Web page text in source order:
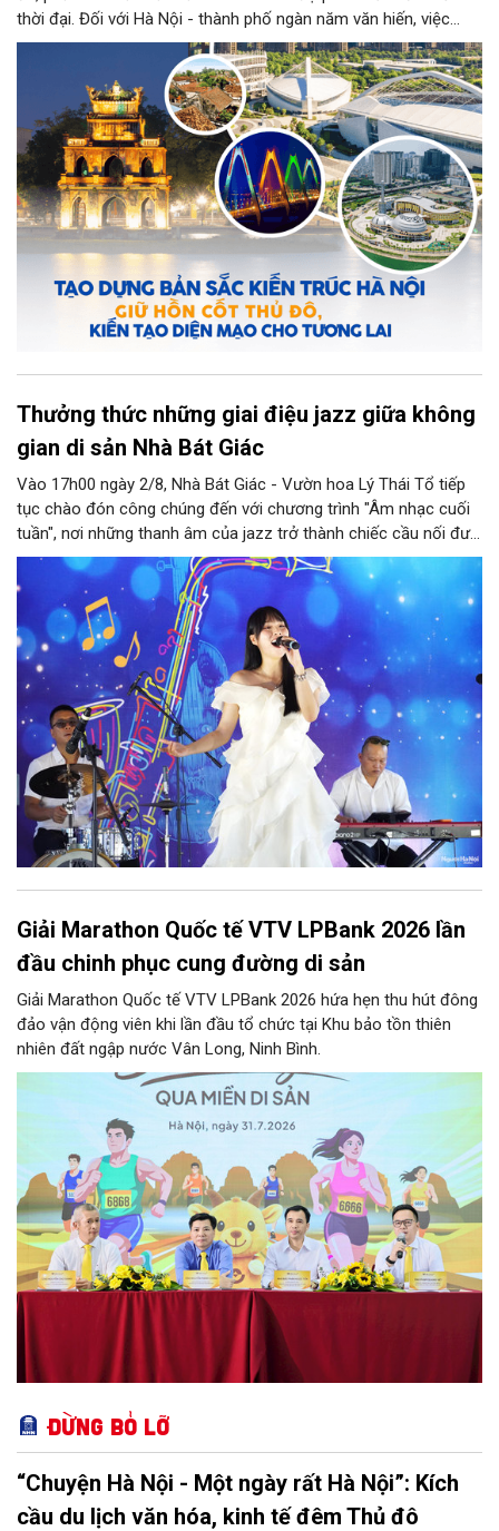
thời đại. Đối với Hà Nội - thành phố ngàn năm văn hiến, việc
kiến tạo những công trình mới hài hòa với không gian lịch sử,
đồng thời phát huy vai trò của đội ngũ kiến trúc sư trong bảo
tồn và sáng tạo, là yêu cầu quan trọng để xây dựng Thủ đô
"Văn hiến - Văn minh - Hiện đại", đáp ứng yêu cầu phát triển
trong thời kỳ mới.
Thưởng thức những giai điệu jazz giữa không
gian di sản Nhà Bát Giác
Vào 17h00 ngày 2/8, Nhà Bát Giác - Vườn hoa Lý Thái Tổ tiếp
tục chào đón công chúng đến với chương trình "Âm nhạc cuối
tuần", nơi những thanh âm của jazz trở thành chiếc cầu nối đưa
nhiều nền văn hóa gặp gỡ trong không gian di sản giữa lòng Thủ
đô. Từ những tác phẩm kinh điển của thế giới đến những giai
điệu Việt Nam đậm chất tự sự, chương trình mở ra một hành
trình thưởng thức âm nhạc đa tầng cảm xúc, góp phần bồi đắp
diện mạo văn hóa của Hà Nội - Thành phố sáng tạo.
Giải Marathon Quốc tế VTV LPBank 2026 lần
đầu chinh phục cung đường di sản
Giải Marathon Quốc tế VTV LPBank 2026 hứa hẹn thu hút đông
đảo vận động viên khi lần đầu tổ chức tại Khu bảo tồn thiên
nhiên đất ngập nước Vân Long, Ninh Bình.
Đừng bỏ lỡ
“Chuyện Hà Nội - Một ngày rất Hà Nội”: Kích
cầu du lịch văn hóa, kinh tế đêm Thủ đô